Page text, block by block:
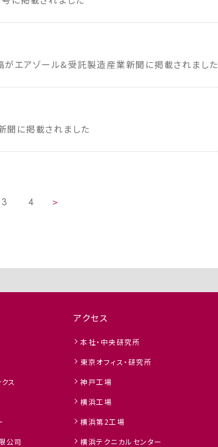
エアゾール&受託製造産業新聞に掲載されました
聞に掲載されました
3 4 ＞
ス
公司
アクセス
本社・中央研究所
東京オフィス・研究所
神戸工場
横浜工場
横浜第2工場
横浜テクニカルセンター